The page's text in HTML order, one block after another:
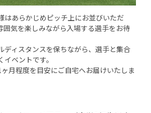
はあらかじめピッチ上にお並びいただ
囲気を楽しみながら入場する選手をお待
ディスタンスを保ちながら、選手と集合
ベントです。
月程度を目安にご自宅へお届けいたしま